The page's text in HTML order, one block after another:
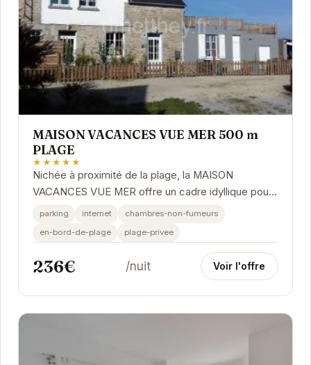
MAISON VACANCES VUE MER 500 m
PLAGE
★★★★★
Nichée à proximité de la plage, la MAISON
VACANCES VUE MER offre un cadre idyllique pour
des vacances en famille ou entre amis. Ses
parking internet
chambres-non-fumeurs
en-bord-de-plage
plage-privee
236€ /nuit Voir l'offre